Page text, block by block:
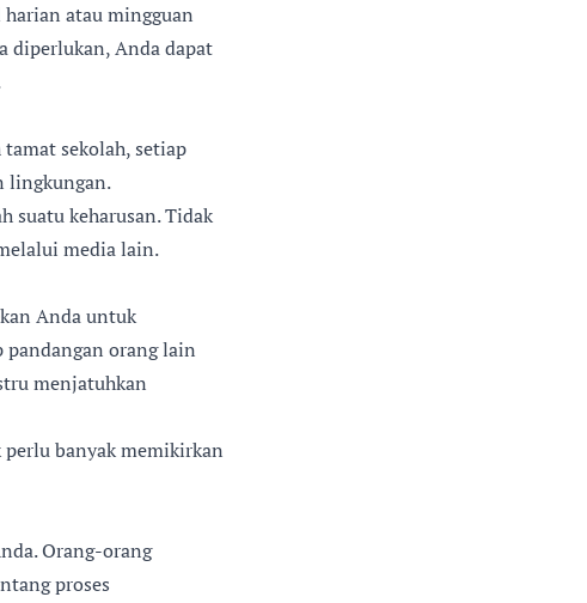
atau mingguan
diperlukan, Anda dapat
sekolah, setiap
lingkungan.
suatu keharusan. Tidak
media lain.
Anda untuk
pandangan orang lain
menjatuhkan
banyak memikirkan
Orang-orang
proses